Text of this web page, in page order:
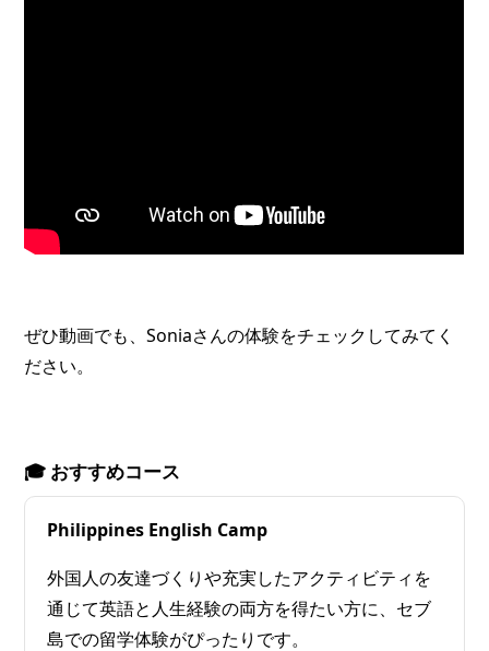
ぜひ動画でも、Soniaさんの体験をチェックしてみてく
ださい。
🎓 おすすめコース
Philippines English Camp
外国人の友達づくりや充実したアクティビティを
通じて英語と人生経験の両方を得たい方に、セブ
島での留学体験がぴったりです。